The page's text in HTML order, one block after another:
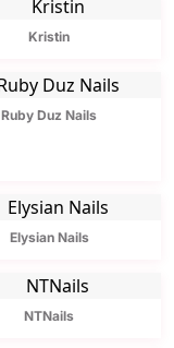
Kristin
Ruby Duz Nails
Elysian Nails
NTNails